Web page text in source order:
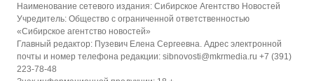
Наименование сетевого издания: Сибирское Агентство Новостей
Учредитель: Общество с ограниченной ответственностью
«Сибирское агентство новостей»
Главный редактор: Пузевич Елена Сергеевна. Адрес электронной
почты и номер телефона редакции: sibnovosti@mkrmedia.ru +7 (391)
223-78-48